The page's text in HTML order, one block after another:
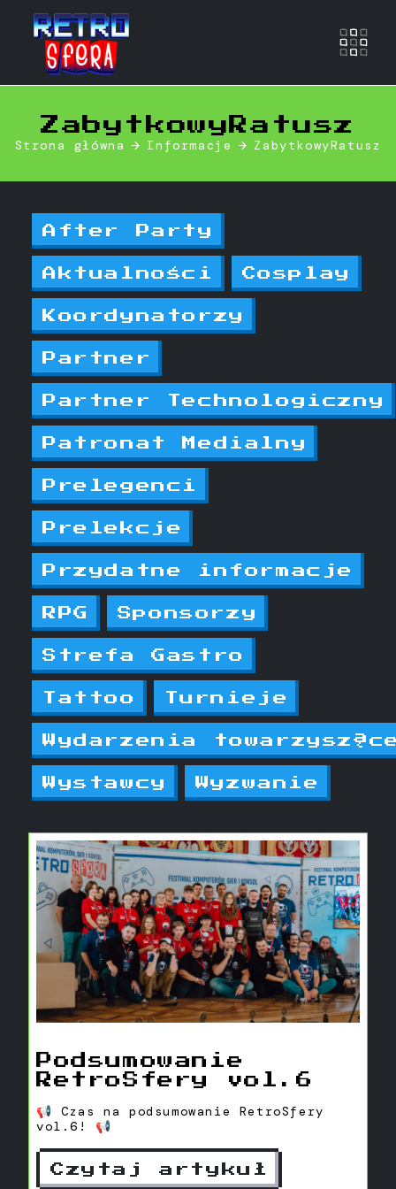
ZabytkowyRatusz
Strona główna Informacje ZabytkowyRatusz
After Party
Aktualności Cosplay
Koordynatorzy
Partner
Partner Technologiczny
Patronat Medialny
Prelegenci
Prelekcje
Przydatne informacje
RPG Sponsorzy
Strefa Gastro
Tattoo Turnieje
Wydarzenia
Wystawcy Wyzwanie
Podsumowanie
RetroSfery vol.6
📢 Czas na podsumowanie RetroSfery
vol.6! 📢
Czytaj artykuł